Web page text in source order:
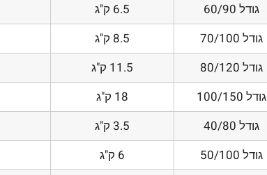
גודל 60/90
6.5 ק"ג
גודל 70/100
8.5 ק"ג
גודל 80/120
11.5 ק"ג
גודל 100/150
18 ק"ג
גודל 40/80
3.5 ק"ג
גודל 50/100
6 ק"ג